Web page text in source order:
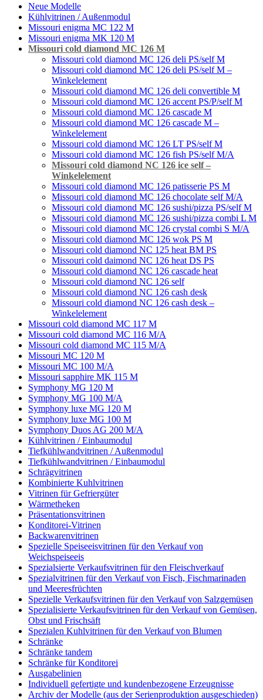
Neue Modelle
Kühlvitrinen / Außenmodul
Missouri enigma MC 122 M
Missouri enigma MK 120 M
Missouri cold diamond MC 126 M
Missouri сold diamond MC 126 deli PS/self M
Missouri cold diamond MC 126 deli PS/self M –
Winkelelement
Missouri cold diamond MC 126 deli convertible M
Missouri cold diamond MC 126 accent PS/P/self M
Missouri cold diamond MC 126 cascade M
Missouri cold diamond MC 126 cascade M –
Winkelelement
Missouri cold diamond MC 126 LT PS/self M
Missouri cold diamond MC 126 fish PS/self M/A
Missouri cold diamond NC 126 ice self –
Winkelelement
Missouri cold diamond MC 126 patisserie PS M
Missouri cold diamond MC 126 chocolate self M/A
Missouri cold diamond MC 126 sushi/pizza PS/self M
Missouri cold diamond MC 126 sushi/pizza combi L M
Missouri cold diamond MC 126 crystal combi S M/A
Missouri cold diamond MC 126 wok PS M
Missouri cold diamond NC 125 heat BM PS
Missouri cold daimond NC 126 heat DS PS
Missouri cold diamond NC 126 cascade heat
Missouri сold diamond NC 126 self
Missouri cold diamond NC 126 cash desk
Missouri cold diamond NC 126 cash desk –
Winkelelement
Missouri cold diamond MC 117 M
Missouri cold diamond MC 116 M/A
Missouri cold diamond MC 115 M/A
Missouri MC 120 M
Missouri MC 100 M/A
Missouri sapphire MK 115 M
Symphony MG 120 M
Symphony MG 100 M/А
Symphony luxe MG 120 M
Symphony luxe MG 100 M
Symphony Duos AG 200 M/A
Kühlvitrinen / Einbaumodul
Tiefkühlwandvitrinen / Außenmodul
Tiefkühlwandvitrinen / Einbaumodul
Schrägvitrinen
Кombinierte Kuhlvitrinen
Vitrinen für Gefriergüter
Wärmetheken
Präsentationsvitrinen
Konditorei-Vitrinen
Backwarenvitrinen
Spezielle Speiseeisvitrinen für den Verkauf von
Weichspeiseeis
Spezialsierte Verkaufsvitrinen für den Fleischverkauf
Spezialvitrinen für den Verkauf von Fisch, Fischmarinaden
und Meeresfrüchten
Spezielle Verkaufsvitrinen für den Verkauf von Salzgemüsen
Spezialisierte Verkaufsvitrinen für den Verkauf von Gemüsen,
Obst und Frischsäft
Spezialen Kuhlvitrinen für den Verkauf von Blumen
Schränke
Schränke tandem
Schränke für Konditorei
Ausgabelinien
Individuell gefertigte und kundenbezogene Erzeugnisse
Archiv der Modelle (aus der Serienproduktion ausgeschieden)